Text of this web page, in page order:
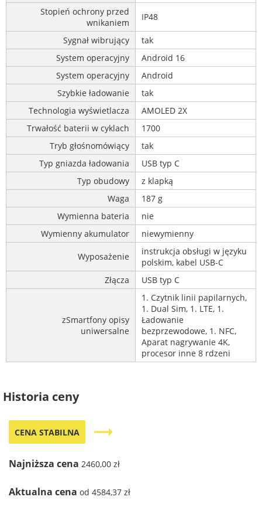
Stopień ochrony przed
wnikaniem
IP48
Sygnał wibrujący
tak
System operacyjny
Android 16
System operacyjny
Android
Szybkie ładowanie
tak
Technologia wyświetlacza
AMOLED 2X
Trwałość baterii w cyklach
1700
Tryb głośnomówiący
tak
Typ gniazda ładowania
USB typ C
Typ obudowy
z klapką
Waga
187 g
Wymienna bateria
nie
Wymienny akumulator
niewymienny
Wyposażenie
instrukcja obsługi w języku
polskim, kabel USB-C
Złącza
USB typ C
zSmartfony opisy
uniwersalne
1. Czytnik linii papilarnych,
1. Dual Sim, 1. LTE, 1.
Ładowanie
bezprzewodowe, 1. NFC,
Aparat nagrywanie 4K,
procesor inne 8 rdzeni
Historia ceny
CENA STABILNA trending_flat
Najniższa cena 2460,00 zł
Aktualna cena od 4584,37 zł